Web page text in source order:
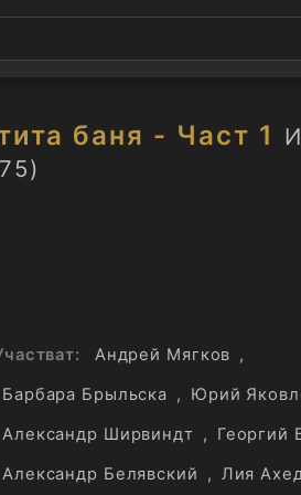
баня - Част 1
Андрей Мягков ,
Барбара Брыльска , Юрий
Александр Ширвиндт , Георгий
Александр Белявский
, Лия